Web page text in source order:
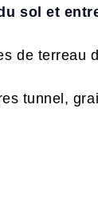
sol et
de terreau
tunnel,